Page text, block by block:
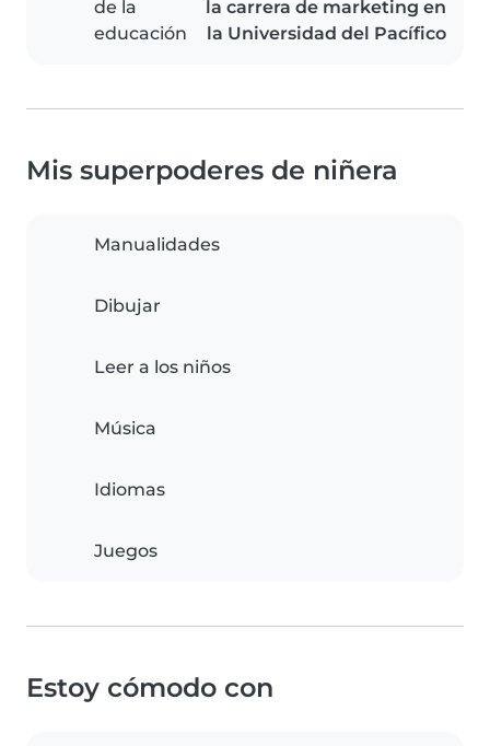
de la
educación
la carrera de marketing en
la Universidad del Pacífico
Mis superpoderes de niñera
Manualidades
Dibujar
Leer a los niños
Música
Idiomas
Juegos
Estoy cómodo con